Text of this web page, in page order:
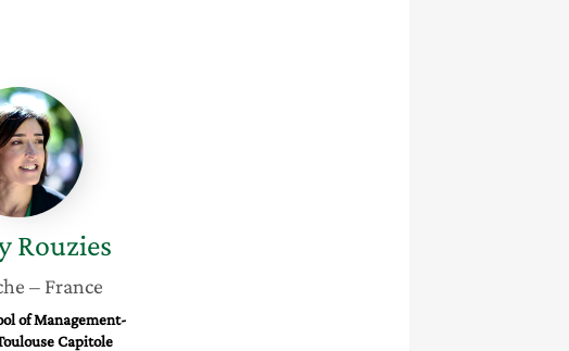
Audrey
Rouzies
Rouzies
– France
of Management-
Capitole